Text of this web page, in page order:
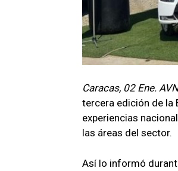
Caracas, 02 Ene.
tercera edición de la
experiencias
las áreas del sector.
Así lo informó